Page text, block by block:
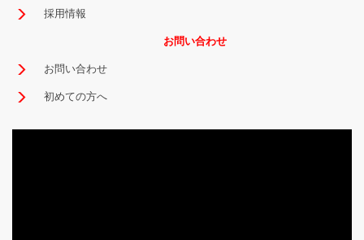
採用情報
お問い合わせ
お問い合わせ
初めての方へ